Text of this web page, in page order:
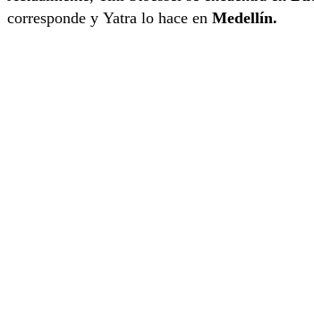
corresponde y Yatra lo hace en Medellín.